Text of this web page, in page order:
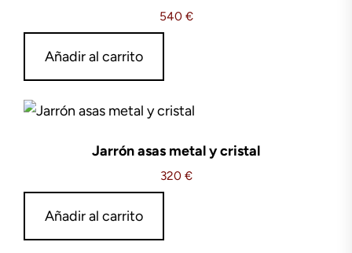
540 €
Añadir al carrito
Jarrón asas metal y cristal
320 €
Añadir al carrito